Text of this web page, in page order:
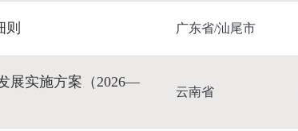
则 广东省/汕尾市
展实施方案（2026—
云南省